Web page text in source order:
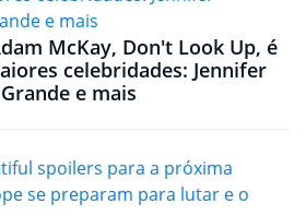
McKay, Don't Look Up, é
celebridades: Jennifer
e mais